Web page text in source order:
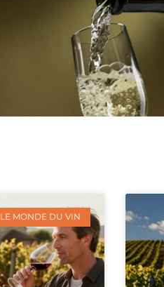
LE MONDE DU VIN